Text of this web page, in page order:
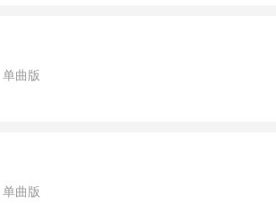
单曲版
单曲版